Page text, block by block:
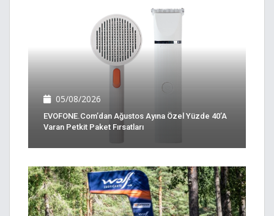
05/08/2026
EVOFONE.com’dan Ağustos Ayına Özel Yüzde 40’a
Varan Petkit Paket Fırsatları